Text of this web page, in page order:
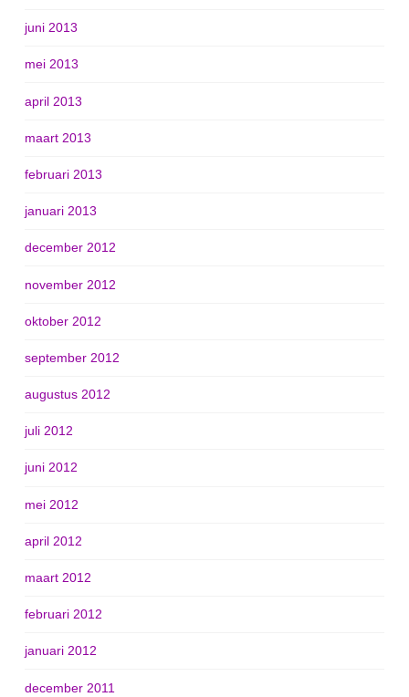
juni 2013
mei 2013
april 2013
maart 2013
februari 2013
januari 2013
december 2012
november 2012
oktober 2012
september 2012
augustus 2012
juli 2012
juni 2012
mei 2012
april 2012
maart 2012
februari 2012
januari 2012
december 2011